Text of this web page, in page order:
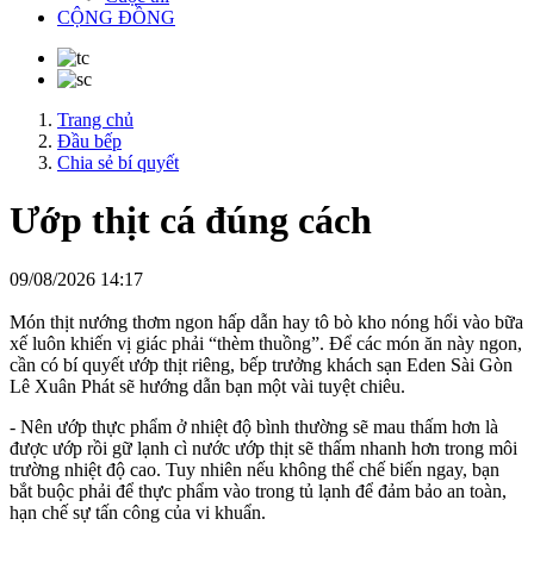
CỘNG ĐỒNG
Trang chủ
Đầu bếp
Chia sẻ bí quyết
Ướp thịt cá đúng cách
09/08/2026 14:17
Món thịt nướng thơm ngon hấp dẫn hay tô bò kho nóng hổi vào bữa
xế luôn khiến vị giác phải “thèm thuồng”. Để các món ăn này ngon,
cần có bí quyết ướp thịt riêng, bếp trưởng khách sạn Eden Sài Gòn
Lê Xuân Phát sẽ hướng dẫn bạn một vài tuyệt chiêu.
- Nên ướp thực phẩm ở nhiệt độ bình thường sẽ mau thấm hơn là
được ướp rồi gữ lạnh cì nước ướp thịt sẽ thấm nhanh hơn trong môi
trường nhiệt độ cao. Tuy nhiên nếu không thể chế biến ngay, bạn
bắt buộc phải để thực phẩm vào trong tủ lạnh để đảm bảo an toàn,
hạn chế sự tấn công của vi khuẩn.